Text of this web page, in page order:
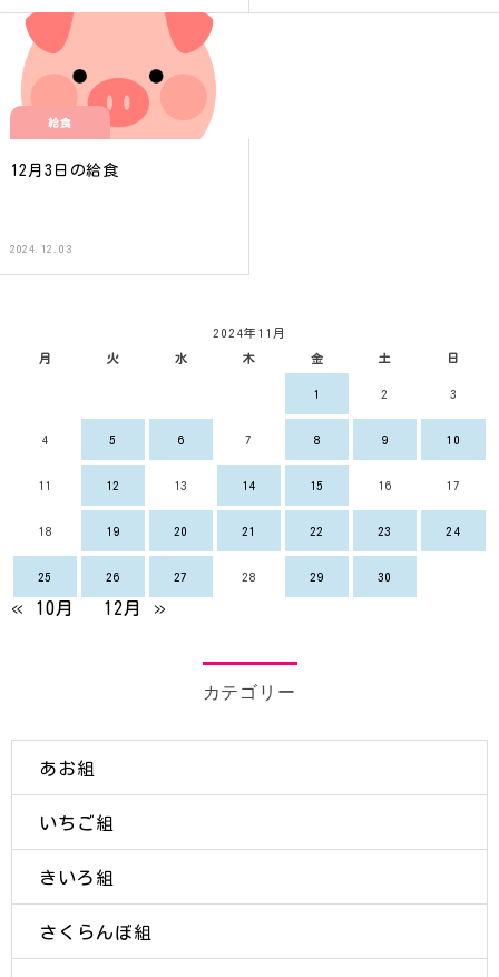
給食
12月3日の給食
2024.12.03
2024年11月
月 火 水 木 金 土 日
1 2 3
4 5 6 7 8 9 10
11 12 13 14 15 16 17
18 19 20 21 22 23 24
25 26 27 28 29 30
« 10月 12月 »
カテゴリー
あお組
いちご組
きいろ組
さくらんぼ組